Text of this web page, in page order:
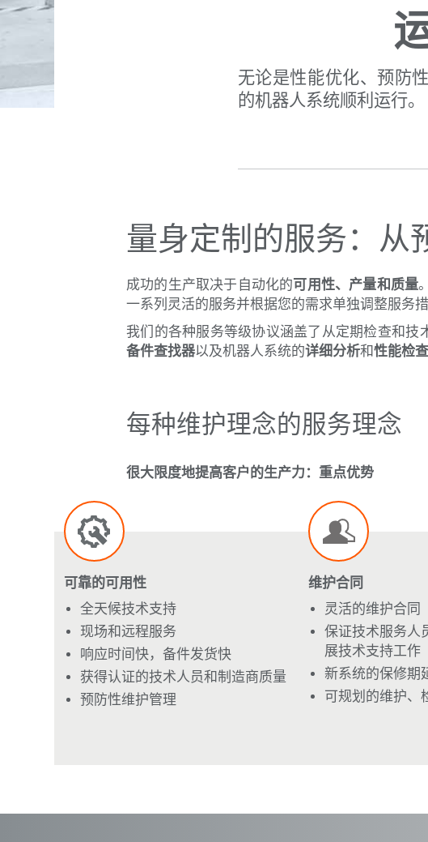
无论是性能优化、预防
的机器人系统顺利运行。
量身定制的服务：从
成功的生产取决于自动化的可用性、产量和质量
一系列灵活的服务并根据您的需求单独调整服务措
我们的各种服务等级协议涵盖了从定期检查和
备件查找器以及机器人系统的详细分析和性能检查
每种维护理念的服务理念
很大限度地提高客户的生产力：重点优势
可靠的可用性
全天候技术支持
现场和远程服务
响应时间快，备件发货快
获得认证的技术人员和制造商质量
预防性维护管理
维护合同
灵活的维护合同
保证技术服务人
展技术支持工作
新系统的保修期
可规划的维护、